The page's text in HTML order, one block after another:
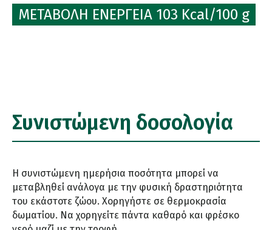
ΜΕΤΑΒΟΛΗ ΕΝΕΡΓΕΙΑ 103 Kcal/100 g
Συνιστώμενη δοσολογία
Η συνιστώμενη ημερήσια ποσότητα μπορεί να
μεταβληθεί ανάλογα με την φυσική δραστηριότητα
του εκάστοτε ζώου. Χορηγήστε σε θερμοκρασία
δωματίου. Να χορηγείτε πάντα καθαρό και φρέσκο